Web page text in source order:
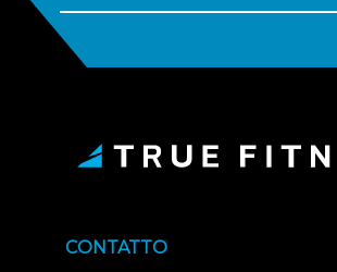
CONTATTO